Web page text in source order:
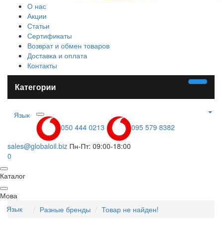
О нас
Акции
Статьи
Сертификаты
Возврат и обмен товаров
Доставка и оплата
Контакты
Категории
Язык
050 444 0213
095 579 8382
sales@globaloil.biz Пн-Пт: 09:00-18:00
0
Каталог
Мова
Язык
Разные бренды Товар не найден!